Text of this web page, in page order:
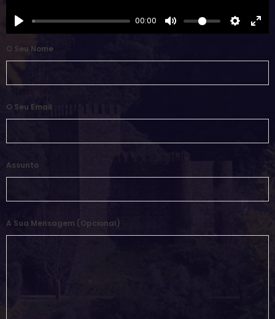
00:00
O Seu Nome
O Seu Email
Assunto
A Sua Mensagem (opcional)